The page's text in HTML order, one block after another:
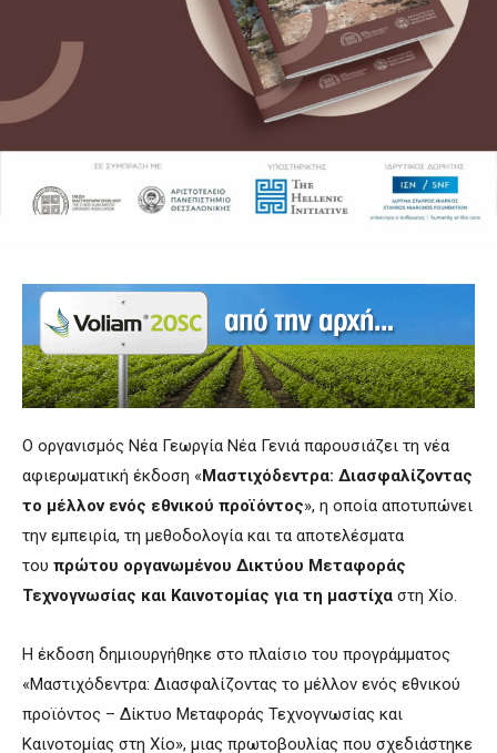
Ο οργανισμός Νέα Γεωργία Νέα Γενιά παρουσιάζει τη νέα
αφιερωματική έκδοση «Μαστιχόδεντρα: Διασφαλίζοντας
το μέλλον ενός εθνικού προϊόντος», η οποία αποτυπώνει
την εμπειρία, τη μεθοδολογία και τα αποτελέσματα
του πρώτου οργανωμένου Δικτύου Μεταφοράς
Τεχνογνωσίας και Καινοτομίας για τη μαστίχα στη Χίο.
Η έκδοση δημιουργήθηκε στο πλαίσιο του προγράμματος
«Μαστιχόδεντρα: Διασφαλίζοντας το μέλλον ενός εθνικού
προϊόντος – Δίκτυο Μεταφοράς Τεχνογνωσίας και
Καινοτομίας στη Χίο», μιας πρωτοβουλίας που σχεδιάστηκε